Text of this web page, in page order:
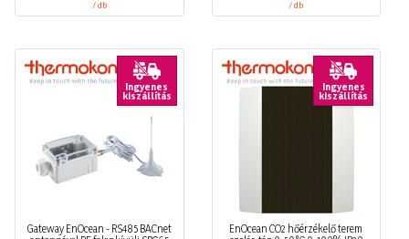
/ db / db
Ingyenes
kiszállítás
Gateway EnOcean - RS485 BACnet
Ingyenes
kiszállítás
EnOcean CO2 hőérzékelő terem